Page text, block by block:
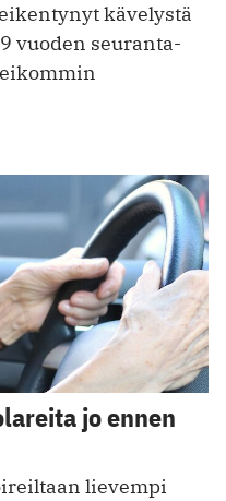
kävelystä
vuoden seuranta-
jo ennen
lievempi